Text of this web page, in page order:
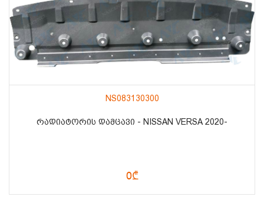
NS083130300
ᲠᲐᲓᲘᲐᲢᲝᲠᲘᲡ ᲓᲐᲛᲪᲐᲕᲘ - NISSAN VERSA 2020-
0₾